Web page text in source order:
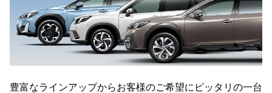
豊富なラインアップからお客様のご希望にピッタリの一台